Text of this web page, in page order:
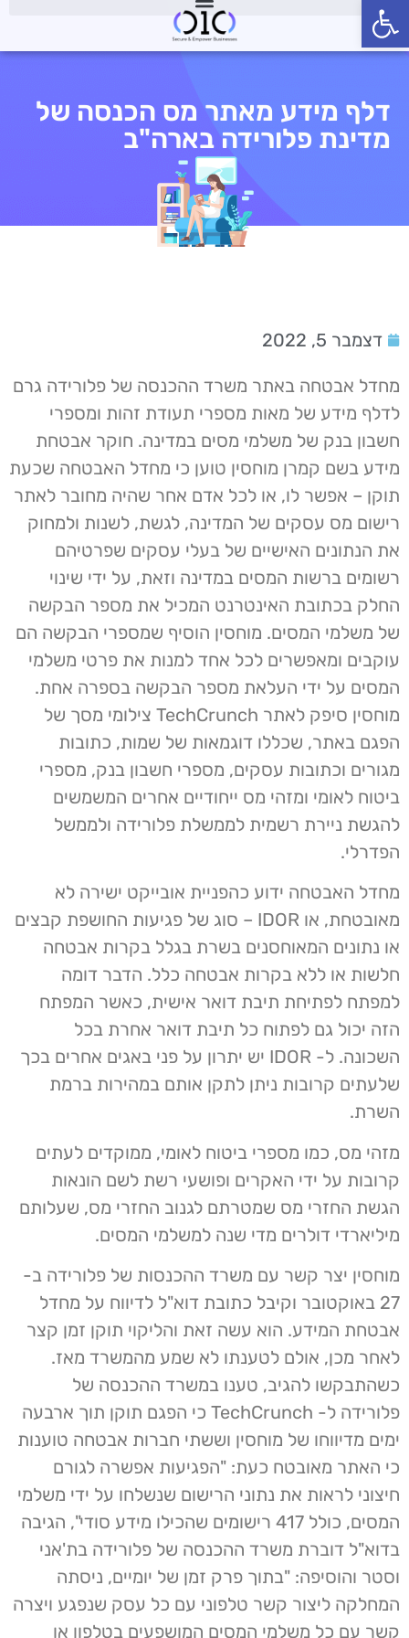
פתח סרגל נגישות
דלף מידע מאתר מס הכנסה של
מדינת פלורידה בארה"ב
דצמבר 5, 2022
מחדל אבטחה באתר משרד ההכנסה של פלורידה גרם
לדלף מידע של מאות מספרי תעודת זהות ומספרי
חשבון בנק של משלמי מסים במדינה. חוקר אבטחת
מידע בשם קמרן מוחסין טוען כי מחדל האבטחה שכעת
תוקן – אפשר לו, או לכל אדם אחר שהיה מחובר לאתר
רישום מס עסקים של המדינה, לגשת, לשנות ולמחוק
את הנתונים האישיים של בעלי עסקים שפרטיהם
רשומים ברשות המסים במדינה וזאת, על ידי שינוי
החלק בכתובת האינטרנט המכיל את מספר הבקשה
של משלמי המסים. מוחסין הוסיף שמספרי הבקשה הם
עוקבים ומאפשרים לכל אחד למנות את פרטי משלמי
המסים על ידי העלאת מספר הבקשה בספרה אחת.
מוחסין סיפק לאתר TechCrunch צילומי מסך של
הפגם באתר, שכללו דוגמאות של שמות, כתובות
מגורים וכתובות עסקים, מספרי חשבון בנק, מספרי
ביטוח לאומי ומזהי מס ייחודיים אחרים המשמשים
להגשת ניירת רשמית לממשלת פלורידה ולממשל
הפדרלי.
מחדל האבטחה ידוע כהפניית אובייקט ישירה לא
מאובטחת, או IDOR – סוג של פגיעות החושפת קבצים
או נתונים המאוחסנים בשרת בגלל בקרות אבטחה
חלשות או ללא בקרות אבטחה כלל. הדבר דומה
למפתח לפתיחת תיבת דואר אישית, כאשר המפתח
הזה יכול גם לפתוח כל תיבת דואר אחרת בכל
השכונה. ל- IDOR יש יתרון על פני באגים אחרים בכך
שלעתים קרובות ניתן לתקן אותם במהירות ברמת
השרת.
מזהי מס, כמו מספרי ביטוח לאומי, ממוקדים לעתים
קרובות על ידי האקרים ופושעי רשת לשם הונאות
הגשת החזרי מס שמטרתם לגנוב החזרי מס, שעלותם
מיליארדי דולרים מדי שנה למשלמי המסים.
מוחסין יצר קשר עם משרד ההכנסות של פלורידה ב-
27 באוקטובר וקיבל כתובת דוא"ל לדיווח על מחדל
אבטחת המידע. הוא עשה זאת והליקוי תוקן זמן קצר
לאחר מכן, אולם לטענתו לא שמע מהמשרד מאז.
כשהתבקשו להגיב, טענו במשרד ההכנסה של
פלורידה ל- TechCrunch כי הפגם תוקן תוך ארבעה
ימים מדיווחו של מוחסין וששתי חברות אבטחה טוענות
כי האתר מאובטח כעת: "הפגיעות אפשרה לגורם
חיצוני לראות את נתוני הרישום שנשלחו על ידי משלמי
המסים, כולל 417 רישומים שהכילו מידע סודי", הגיבה
בדוא"ל דוברת משרד ההכנסה של פלורידה בת'אני
וסטר והוסיפה: "בתוך פרק זמן של יומיים, ניסתה
המחלקה ליצור קשר טלפוני עם כל עסק שנפגע ויצרה
קשר עם כל משלמי המסים המושפעים בטלפון או